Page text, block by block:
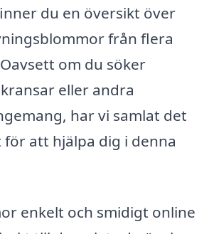
du en översikt över
från flera
om du söker
eller andra
har vi samlat det
att hjälpa dig i denna
enkelt och smidigt online